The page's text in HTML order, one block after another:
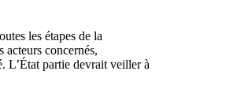
les étapes de la
concernés,
L’État partie devrait veiller à